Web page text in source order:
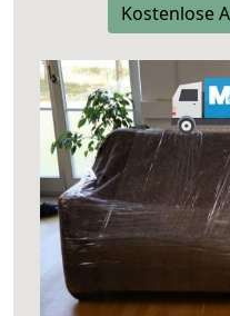
Kostenlose